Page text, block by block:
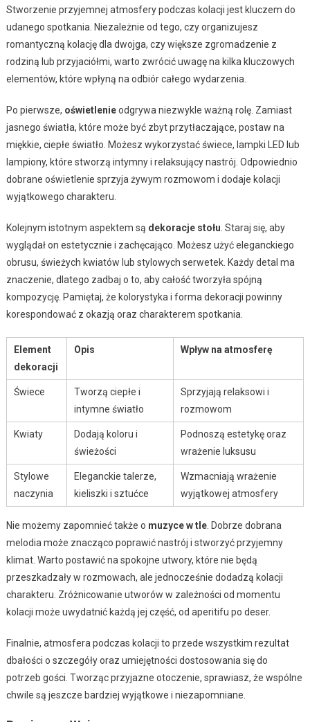
Stworzenie przyjemnej atmosfery podczas kolacji jest kluczem do
udanego spotkania. Niezależnie od tego, czy organizujesz
romantyczną kolację dla dwojga, czy większe zgromadzenie z
rodziną lub przyjaciółmi, warto zwrócić uwagę na kilka kluczowych
elementów, które wpłyną na odbiór całego wydarzenia.
Po pierwsze, oświetlenieodgrywa niezwykle ważną rolę. Zamiast
jasnego światła, które może być zbyt przytłaczające, postaw na
miękkie, ciepłe światło. Możesz wykorzystać świece, lampki LED lub
lampiony, które stworzą intymny i relaksujący nastrój. Odpowiednio
dobrane oświetlenie sprzyja żywym rozmowom i dodaje kolacji
wyjątkowego charakteru.
Kolejnym istotnym aspektem są dekoracje stołu . Staraj się, aby
wyglądał on estetycznie i zachęcająco. Możesz użyć eleganckiego
obrusu, świeżych kwiatów lub stylowych serwetek. Każdy detal ma
znaczenie, dlatego zadbaj o to, aby całość tworzyła spójną
kompozycję. Pamiętaj, że kolorystyka i forma dekoracji powinny
korespondować z okazją oraz charakterem spotkania.
Element
dekoracji
Opis Wpływ na atmosferę
Świece
Tworzą ciepłe i
intymne światło
Sprzyjają relaksowi i
rozmowom
Kwiaty
Dodają koloru i
świeżości
Podnoszą estetykę oraz
wrażenie luksusu
Stylowe
naczynia
Eleganckie talerze,
kieliszki i sztućce
Wzmacniają wrażenie
wyjątkowej atmosfery
Nie możemy zapomnieć także o muzyce w tle. Dobrze dobrana
melodia może znacząco poprawić nastrój i stworzyć przyjemny
klimat. Warto postawić na spokojne utwory, które nie będą
przeszkadzały w rozmowach, ale jednocześnie dodadzą kolacji
charakteru. Zróżnicowanie utworów w zależności od momentu
kolacji może uwydatnić każdą jej część, od aperitifu po deser.
Finalnie, atmosfera podczas kolacji to przede wszystkim rezultat
dbałości o szczegóły oraz umiejętności dostosowania się do
potrzeb gości. Tworząc przyjazne otoczenie, sprawiasz, że wspólne
chwile są jeszcze bardziej wyjątkowe i niezapomniane.